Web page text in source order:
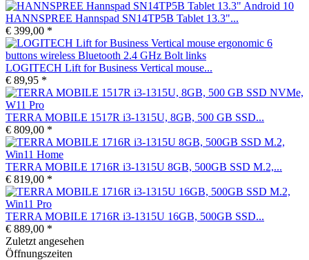
HANNSPREE Hannspad SN14TP5B Tablet 13.3"...
€ 399,00 *
LOGITECH Lift for Business Vertical mouse...
€ 89,95 *
TERRA MOBILE 1517R i3-1315U, 8GB, 500 GB SSD...
€ 809,00 *
TERRA MOBILE 1716R i3-1315U 8GB, 500GB SSD M.2,...
€ 819,00 *
TERRA MOBILE 1716R i3-1315U 16GB, 500GB SSD...
€ 889,00 *
Zuletzt angesehen
Öffnungszeiten